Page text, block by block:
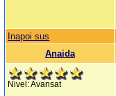
Inapoi sus
Anaida
Nivel: Avansat